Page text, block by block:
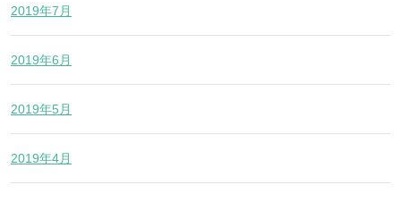
2019年7月
2019年6月
2019年5月
2019年4月